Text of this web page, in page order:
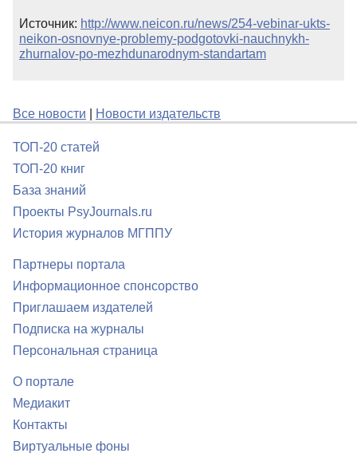
Источник: http://www.neicon.ru/news/254-vebinar-ukts-
neikon-osnovnye-problemy-podgotovki-nauchnykh-
zhurnalov-po-mezhdunarodnym-standartam
Все новости Новости издательств
ТОП-20 статей
ТОП-20 книг
База знаний
Проекты PsyJournals.ru
История журналов МГППУ
Партнеры портала
Информационное спонсорство
Приглашаем издателей
Подписка на журналы
Персональная страница
О портале
Медиакит
Контакты
Виртуальные фоны